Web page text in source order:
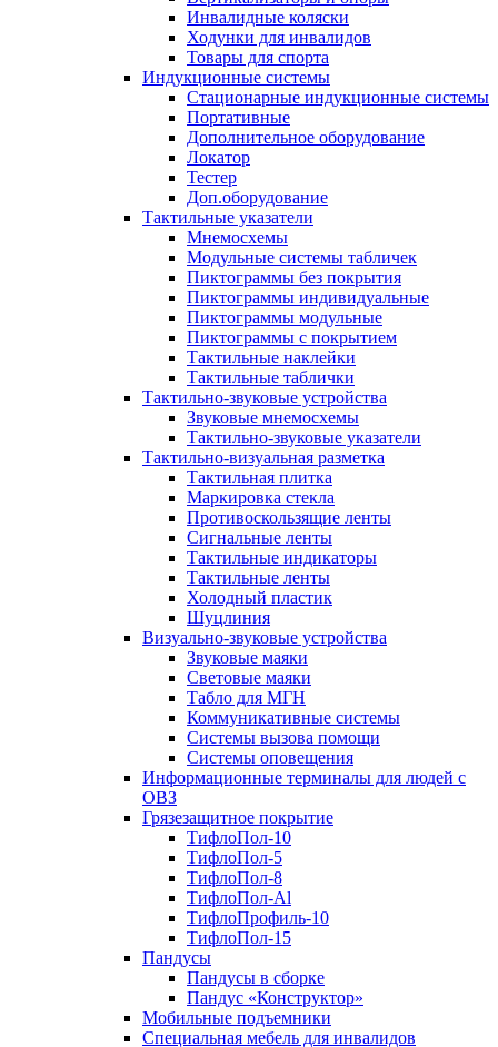
Инвалидные коляски
Ходунки для инвалидов
Товары для спорта
Индукционные системы
Стационарные индукционные системы
Портативные
Дополнительное оборудование
Локатор
Тестер
Доп.оборудование
Тактильные указатели
Мнемосхемы
Модульные системы табличек
Пиктограммы без покрытия
Пиктограммы индивидуальные
Пиктограммы модульные
Пиктограммы с покрытием
Тактильные наклейки
Тактильные таблички
Тактильно-звуковые устройства
Звуковые мнемосхемы
Тактильно-звуковые указатели
Тактильно-визуальная разметка
Тактильная плитка
Маркировка стекла
Противоскользящие ленты
Сигнальные ленты
Тактильные индикаторы
Тактильные ленты
Холодный пластик
Шуцлиния
Визуально-звуковые устройства
Звуковые маяки
Световые маяки
Табло для МГН
Коммуникативные системы
Системы вызова помощи
Системы оповещения
Информационные терминалы для людей с
ОВЗ
Грязезащитное покрытие
ТифлоПол-10
ТифлоПол-5
ТифлоПол-8
ТифлоПол-Al
ТифлоПрофиль-10
ТифлоПол-15
Пандусы
Пандусы в сборке
Пандус «Конструктор»
Мобильные подъемники
Специальная мебель для инвалидов